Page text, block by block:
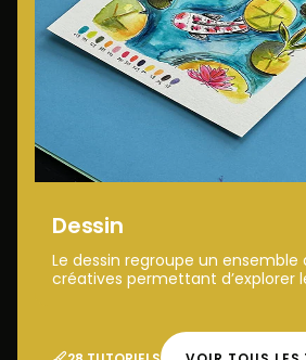
Dessin
Le dessin regroupe un
créatives permettant d’explorer